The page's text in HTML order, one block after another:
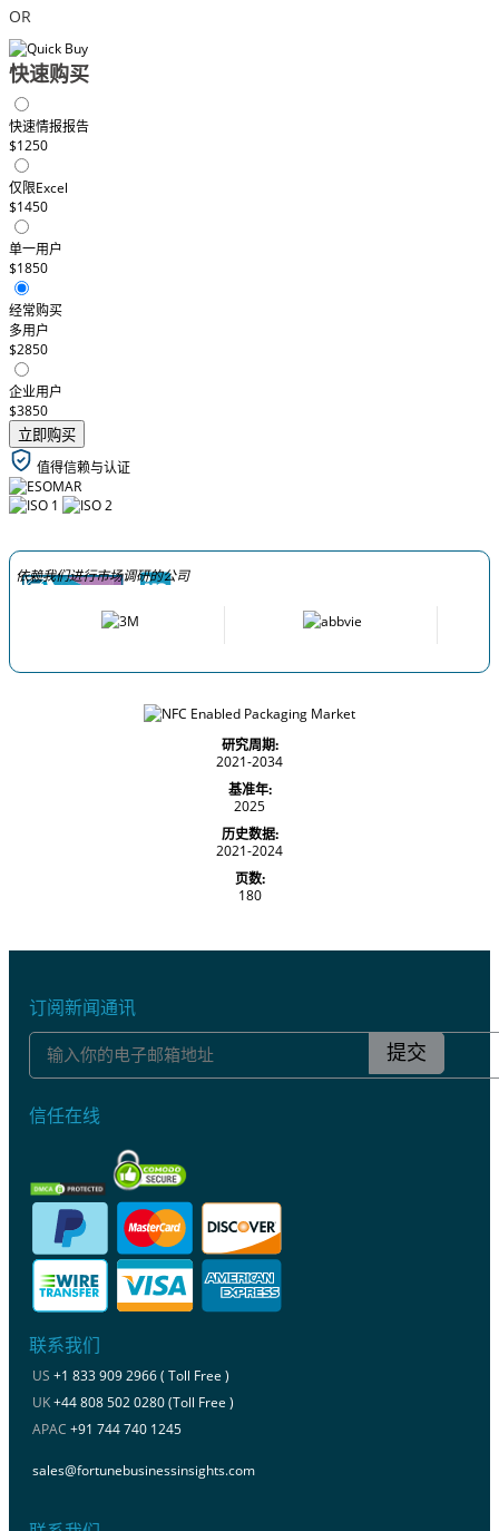
OR
快速购买
快速情报报告
$1250
仅限Excel
$1450
单一用户
$1850
经常购买
多用户
$2850
企业用户
$3850
立即购买
值得信赖与认证
依赖我们进行市场调研的公司
研究周期:
2021-2034
基准年:
2025
历史数据:
2021-2024
页数:
180
订阅新闻通讯
提交
信任在线
联系我们
US +1 833 909 2966 ( Toll Free )
UK+44 808 502 0280 (Toll Free )
APAC +91 744 740 1245
sales@fortunebusinessinsights.com